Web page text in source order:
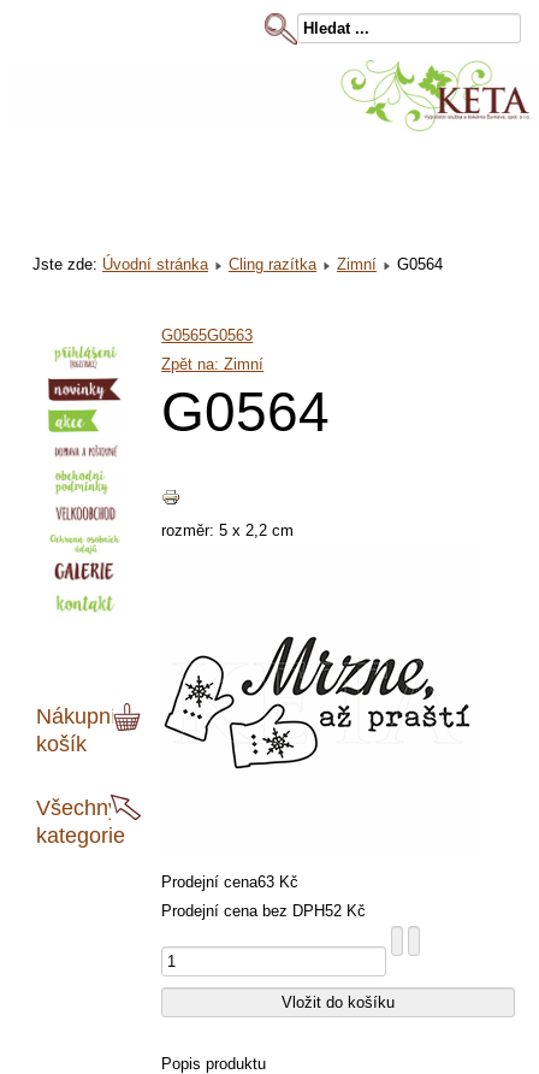
Jste zde: Úvodní stránka Cling razítka Zimní G0564
Nákupní
košík
Všechny
kategorie
G0565G0563
Zpět na: Zimní
G0564
rozměr: 5 x 2,2 cm
Prodejní cena63 Kč
Prodejní cena bez DPH52 Kč
Popis produktu